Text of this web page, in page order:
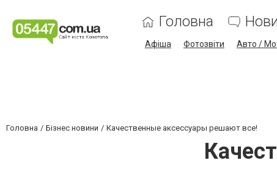
Головна
Афіша Фотозвіти Авто /
Головна Бізнес новини Качественные аксессуары решают все!